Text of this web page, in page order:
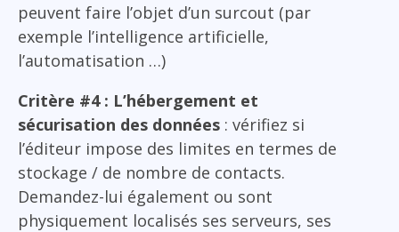
peuvent faire l’objet d’un surcout (par
exemple l’intelligence artificielle,
l’automatisation …)
Critère #4 : L’hébergement et
sécurisation des données : vérifiez si
l’éditeur impose des limites en termes de
stockage / de nombre de contacts.
Demandez-lui également ou sont
physiquement localisés ses serveurs, ses